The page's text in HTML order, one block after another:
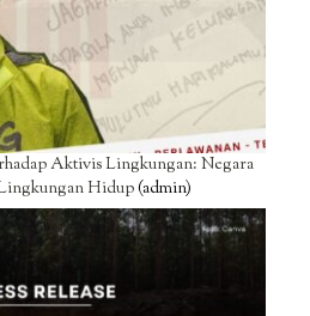
Aktivis Lingkungan: Negara
Hidup(admin)